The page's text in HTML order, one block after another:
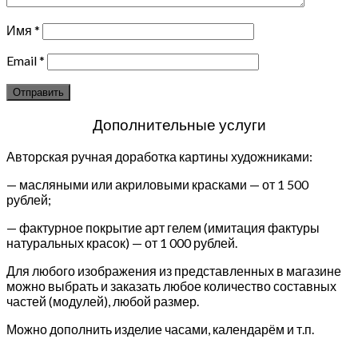
Имя *
Email*
Дополнительные услуги
Авторская ручная доработка картины художниками:
— масляными или акриловыми красками — от 1 500
рублей;
— фактурное покрытие арт гелем (имитация фактуры
натуральных красок) — от 1 000 рублей.
Для любого изображения из представленных в магазине
можно выбрать и заказать любое количество составных
частей (модулей), любой размер.
Можно дополнить изделие часами, календарём и т.п.